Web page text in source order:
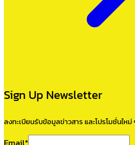
Sign Up Newsletter
ลงทะเบียนรับข้อมูลข่าวสาร และโปรโมชั่นใหม่